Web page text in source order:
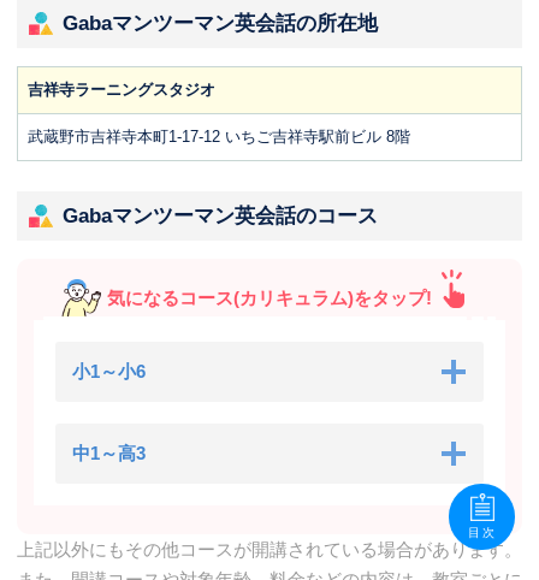
Gabaマンツーマン英会話の所在地
吉祥寺ラーニングスタジオ
武蔵野市吉祥寺本町1-17-12 いちご吉祥寺駅前ビル 8階
Gabaマンツーマン英会話のコース
気になるコース(カリキュラム)をタップ!
小1～小6
中1～高3
上記以外にもその他コースが開講されている場合があります。
目次